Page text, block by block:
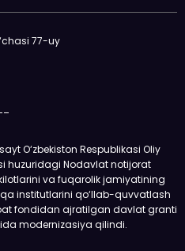
naqd pul» degan gapga
huquqlarini himoya qilish